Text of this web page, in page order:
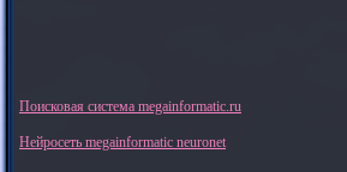
Поисковая система megainformatic.ru
Нейросеть megainformatic neuronet